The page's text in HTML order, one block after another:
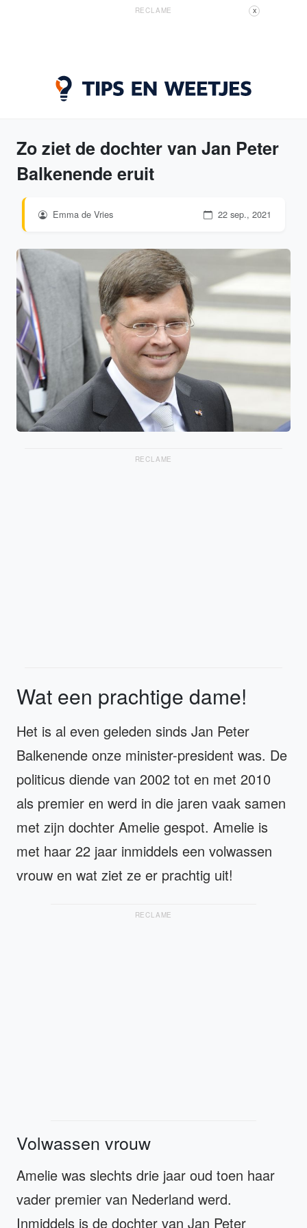
RECLAME X
Zo ziet de dochter van Jan Peter
Balkenende eruit
Emma de Vries 22 sep., 2021
RECLAME
Wat een prachtige dame!
Het is al even geleden sinds Jan Peter
Balkenende onze minister-president was. De
politicus diende van 2002 tot en met 2010
als premier en werd in die jaren vaak samen
met zijn dochter Amelie gespot. Amelie is
met haar 22 jaar inmiddels een volwassen
vrouw en wat ziet ze er prachtig uit!
RECLAME
Volwassen vrouw
Amelie was slechts drie jaar oud toen haar
vader premier van Nederland werd.
Inmiddels is de dochter van Jan Peter